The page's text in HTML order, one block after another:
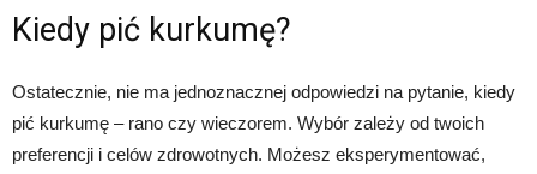
Kiedy pić kurkumę?
Ostatecznie, nie ma jednoznacznej odpowiedzi na pytanie, kiedy
pić kurkumę – rano czy wieczorem. Wybór zależy od twoich
preferencji i celów zdrowotnych. Możesz eksperymentować,